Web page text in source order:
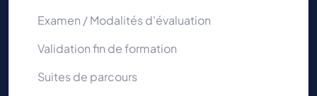
Examen / Modalités d'évaluation
Validation fin de formation
Suites de parcours